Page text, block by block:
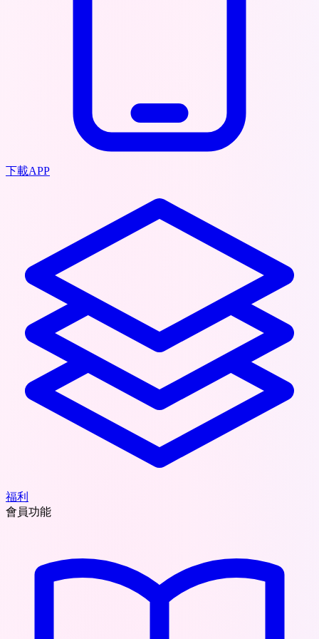
下載APP
福利
會員功能